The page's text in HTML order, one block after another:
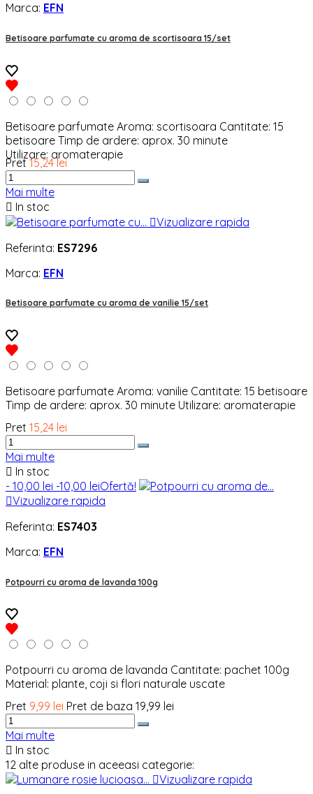
Marca: EFN
Betisoare parfumate cu aroma de scortisoara 15/set
Betisoare parfumate Aroma: scortisoara Cantitate: 15
betisoare Timp de ardere: aprox. 30 minute
Utilizare: aromaterapie
Pret 15,24 lei
Mai multe
 In stoc
Vizualizare rapida
Referinta: ES7296
Marca: EFN
Betisoare parfumate cu aroma de vanilie 15/set
Betisoare parfumate Aroma: vanilie Cantitate: 15 betisoare
Timp de ardere: aprox. 30 minute Utilizare: aromaterapie
Pret 15,24 lei
Mai multe
 In stoc
- 10,00 lei -10,00 leiOfertă!
Vizualizare rapida
Referinta: ES7403
Marca: EFN
Potpourri cu aroma de lavanda 100g
Potpourri cu aroma de lavanda Cantitate: pachet 100g
Material: plante, coji si flori naturale uscate
Pret 9,99 lei Pret de baza 19,99 lei
Mai multe
 In stoc
12 alte produse in aceeasi categorie:
Vizualizare rapida